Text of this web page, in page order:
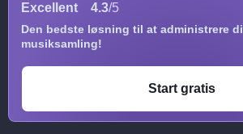
Excellent 4.3/5
Den bedste løsning til at administrere
musiksamling!
Start gratis